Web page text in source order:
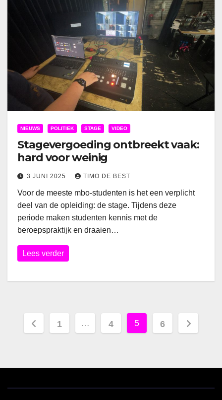
NIEUWS POLITIEK STAGE VIDEO
Stagevergoeding ontbreekt vaak:
hard voor weinig
3 JUNI 2025 TIMO DE BEST
Voor de meeste mbo-studenten is het een verplicht
deel van de opleiding: de stage. Tijdens deze
periode maken studenten kennis met de
beroepspraktijk en draaien…
Lees verder
Berichten
1 … 4 5 6